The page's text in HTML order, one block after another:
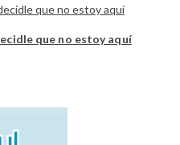
que no estoy aquí